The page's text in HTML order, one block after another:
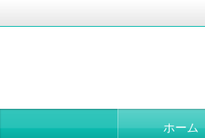
ン
ホーム